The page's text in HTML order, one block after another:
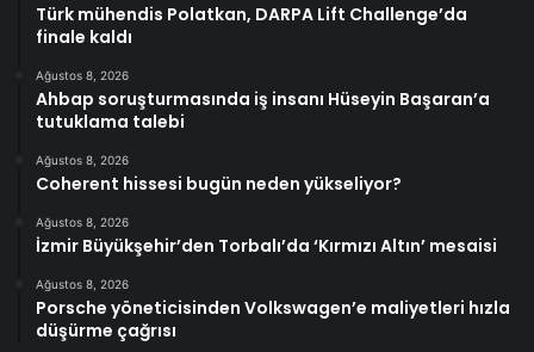
Türk mühendis Polatkan, DARPA Lift Challenge’da
finale kaldı
Ağustos 8, 2026
Ahbap soruşturmasında iş insanı Hüseyin Başaran’a
tutuklama talebi
Ağustos 8, 2026
Coherent hissesi bugün neden yükseliyor?
Ağustos 8, 2026
İzmir Büyükşehir’den Torbalı’da ‘Kırmızı Altın’ mesaisi
Ağustos 8, 2026
Porsche yöneticisinden Volkswagen’e maliyetleri hızla
düşürme çağrısı